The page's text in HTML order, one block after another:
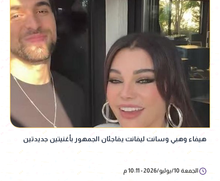
هيفاء وهبي وسانت ليفانت يفاجئان الجمهور بأغنيتين جديدتين
الجمعة 10/يوليو/2026 - 10:11 م